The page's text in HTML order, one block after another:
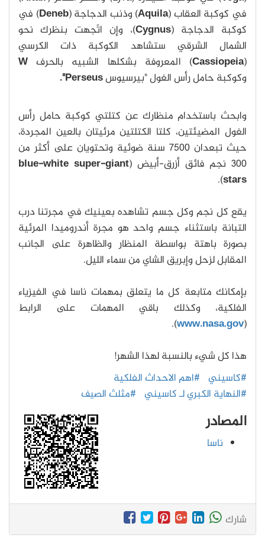
في كوكبة العقاب (Aquila) وذنب الدجاجة (Deneb) في
كوكبة الدجاجة (Cygnus)، وإن اتّجهت بنظرك نحو
الشمال الشرقي ستشاهد الكوكبة ذات الكرسي
(
Cassiopeia) المعروفة بشكلها الشبيه بالحرف W
وكوكبة حامل رأس الغول "بيرسيوس
وابحث باستخدام منظارك عن كتلتي كوكبة حامل رأس
الغول المضيئتين، كلتا الكتلتين مرئيتان بالعين المجردة،
حيث تبعدان 7500 سنة ضوئية وتحتويان على أكثر من
300 نجم فائق أزرق-أبيض (
blue-white super-giant
stars
).
يقع كل نجم وكل جسم تشاهده بعينيك في مجرتنا درب
التبانة باستثناء جسم واحد هو مجرة أندروميدا المرئية
بصورة باهتة بواسطة المنظار والظاهرة على الجانب
المقابل لزحل وإبريق الشاي من سماء الليل.
بإمكانك متابعة كل ما يتعلق بمهمات ناسا في الفيزياء
الفلكية، وكذلك باقي المهمات على الرابط
(
www.nasa.gov
).
هذا كل شيء بالنسبة لهذا الشهر!
#كاسيني #اهم الاحداث الفلكية
#النهاية الكبري لـ كاسيني #مثلث الصيف
المصادر
ناسا
شارك